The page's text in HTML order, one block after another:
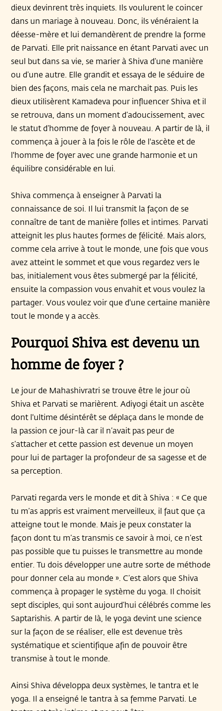
dieux devinrent très inquiets. Ils voulurent le coincer
dans un mariage à nouveau. Donc, ils vénéraient la
déesse-mère et lui demandèrent de prendre la forme
de Parvati. Elle prit naissance en étant Parvati avec un
seul but dans sa vie, se marier à Shiva d’une manière
ou d’une autre. Elle grandit et essaya de le séduire de
bien des façons, mais cela ne marchait pas. Puis les
dieux utilisèrent Kamadeva pour influencer Shiva et il
se retrouva, dans un moment d’adoucissement, avec
le statut d’homme de foyer à nouveau. A partir de là, il
commença à jouer à la fois le rôle de l'ascète et de
l'homme de foyer avec une grande harmonie et un
équilibre considérable en lui.
Shiva commença à enseigner à Parvati la
connaissance de soi. Il lui transmit la façon de se
connaître de tant de manière folles et intimes. Parvati
atteignit les plus hautes formes de félicité. Mais alors,
comme cela arrive à tout le monde, une fois que vous
avez atteint le sommet et que vous regardez vers le
bas, initialement vous êtes submergé par la félicité,
ensuite la compassion vous envahit et vous voulez la
partager. Vous voulez voir que d'une certaine manière
tout le monde y a accès.
Pourquoi Shiva est devenu un
homme de foyer ?
Le jour de Mahashivratri se trouve être le jour où
Shiva et Parvati se marièrent. Adiyogi était un ascète
dont l'ultime désintérêt se déplaça dans le monde de
la passion ce jour-là car il n’avait pas peur de
s’attacher et cette passion est devenue un moyen
pour lui de partager la profondeur de sa sagesse et de
sa perception.
Parvati regarda vers le monde et dit à Shiva : « Ce que
tu m’as appris est vraiment merveilleux, il faut que ça
atteigne tout le monde. Mais je peux constater la
façon dont tu m’as transmis ce savoir à moi, ce n’est
pas possible que tu puisses le transmettre au monde
entier. Tu dois développer une autre sorte de méthode
pour donner cela au monde ». C’est alors que Shiva
commença à propager le système du yoga. Il choisit
sept disciples, qui sont aujourd’hui célébrés comme les
Saptarishis. A partir de là, le yoga devint une science
sur la façon de se réaliser, elle est devenue très
systématique et scientifique afin de pouvoir être
transmise à tout le monde.
Ainsi Shiva développa deux systèmes, le tantra et le
yoga. Il a enseigné le tantra à sa femme Parvati. Le